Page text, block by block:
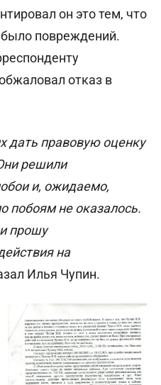
он это тем, что
повреждений.
отказ в
дать правовую оценку
решили
и, ожидаемо,
побоям не оказалось.
прошу
на
Илья Чупин.